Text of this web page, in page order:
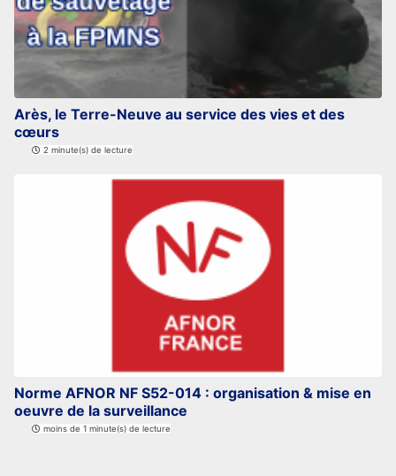
Arès, le Terre-Neuve au service des vies et des
cœurs
2 minute(s) de lecture
Norme AFNOR NF S52-014 : organisation & mise en
oeuvre de la surveillance
moins de 1 minute(s) de lecture